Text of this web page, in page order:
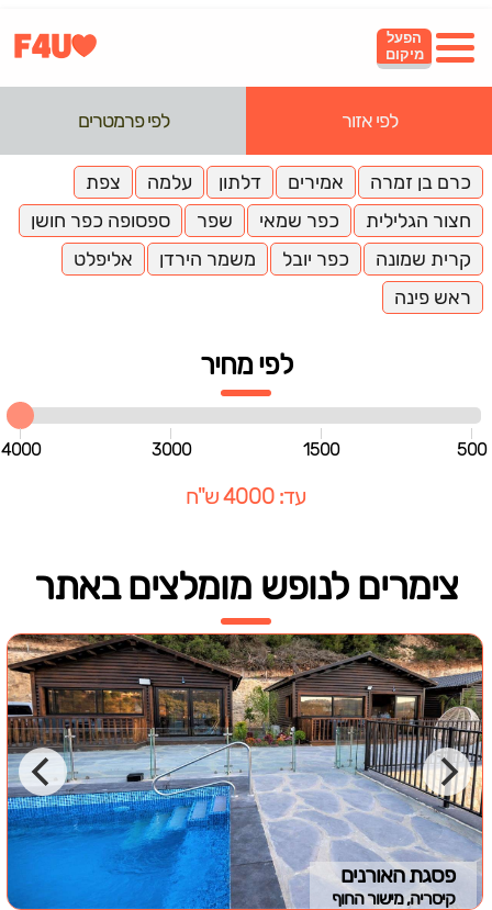
הפעל
מיקום
לפי אזור לפי פרמטרים
כרם בן זמרה אמירים דלתון עלמה
צפת
חצור הגלילית
כפר שמאי שפר
ספסופה כפר חושן
קרית שמונה
כפר יובל משמר הירדן
אליפלט
ראש פינה
לפי מחיר
500
1500
3000
4000
עד: 4000 ש"ח
צימרים לנופש מומלצים באתר
פסגת האורנים
קיסריה, מישור החוף